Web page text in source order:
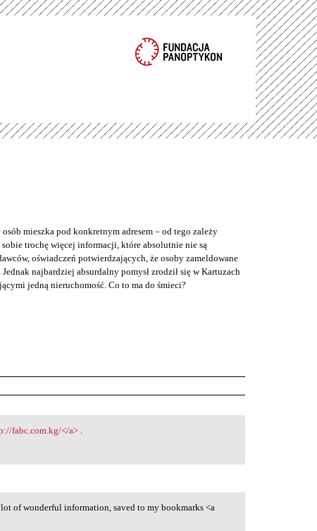
mieszka pod konkretnym adresem – od tego zależy
trochę więcej informacji, które absolutnie nie są
oświadczeń potwierdzających, że osoby zameldowane
najbardziej absurdalny pomysł zrodził się w Kartuzach
jedną nieruchomość. Co to ma do śmieci?
fabc.com.kg/</a>
of wonderful information, saved to my bookmarks <a